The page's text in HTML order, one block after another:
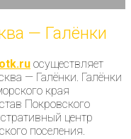
— Галёнки
осуществляет
— Галёнки. Галёнки
края
Покровского
центр
поселения.